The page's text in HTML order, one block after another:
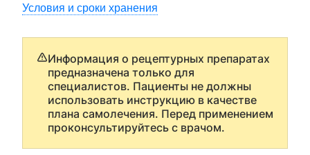
Условия и сроки хранения
Информация о рецептурных препаратах
предназначена только для
специалистов. Пациенты не должны
использовать инструкцию в качестве
плана самолечения. Перед применением
проконсультируйтесь с врачом.